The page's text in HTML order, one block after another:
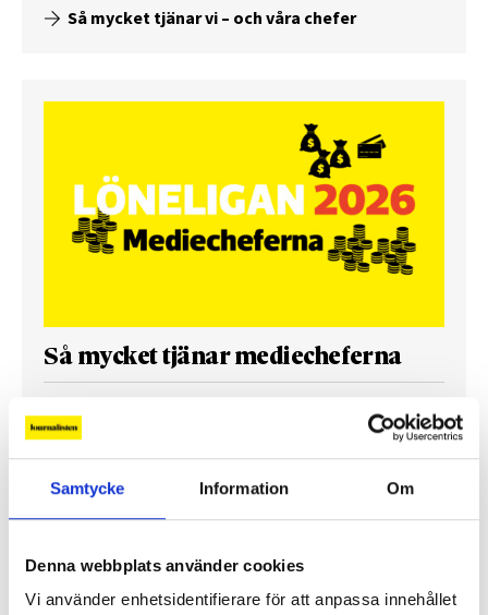
Samtycke Information Om
Denna webbplats använder cookies
Vi använder enhetsidentifierare för att anpassa innehållet
Så mycket tjänar vi – och våra chefer
Så mycket tjänar mediecheferna